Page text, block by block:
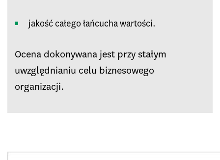
jakość całego łańcucha wartości.
Ocena dokonywana jest przy stałym
uwzględnianiu celu biznesowego
organizacji.